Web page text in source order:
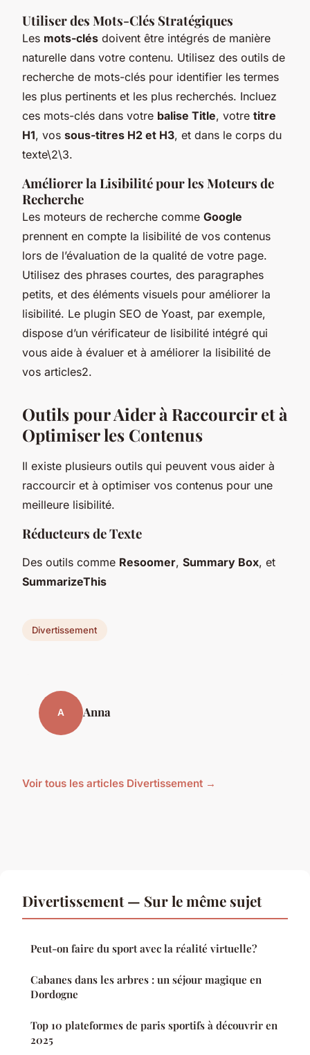
Utiliser des Mots-Clés Stratégiques
Les mots-clés doivent être intégrés de manière
naturelle dans votre contenu. Utilisez des outils de
recherche de mots-clés pour identifier les termes
les plus pertinents et les plus recherchés. Incluez
ces mots-clés dans votre balise Title, votre titre
H1, vos sous-titres H2 et H3, et dans le corps du
texte\2\3.
Améliorer la Lisibilité pour les Moteurs de
Recherche
Les moteurs de recherche comme Google
prennent en compte la lisibilité de vos contenus
lors de l’évaluation de la qualité de votre page.
Utilisez des phrases courtes, des paragraphes
petits, et des éléments visuels pour améliorer la
lisibilité. Le plugin SEO de Yoast, par exemple,
dispose d’un vérificateur de lisibilité intégré qui
vous aide à évaluer et à améliorer la lisibilité de
vos articles2.
Outils pour Aider à Raccourcir et à
Optimiser les Contenus
Il existe plusieurs outils qui peuvent vous aider à
raccourcir et à optimiser vos contenus pour une
meilleure lisibilité.
Réducteurs de Texte
Des outils comme Resoomer, Summary Box, et
SummarizeThis
Divertissement
A Anna
Voir tous les articles Divertissement →
Divertissement — Sur le même sujet
Peut-on faire du sport avec la réalité virtuelle?
Cabanes dans les arbres : un séjour magique en
Dordogne
Top 10 plateformes de paris sportifs à découvrir en
2025